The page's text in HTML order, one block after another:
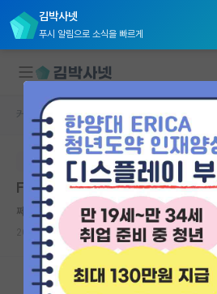
김박사넷
푸시 알림으로 소식을 빠르게
대학원생 모집
국내대학원 정보
연구실&오픈랩
커뮤니티
커뮤니티 홈
커뮤니티 홈 미국 유학 게시판
본문이 수정되지 않는 박제글입니다.
F-1 / F-2 비자 관련
쩨쩨한 베르너 하이젠버그
2026.04.18 11 1877